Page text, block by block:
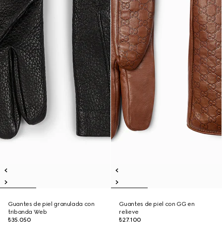
Guantes de piel granulada con
tribanda Web
₺35.050
Guantes de piel con GG en
relieve
₺27.100